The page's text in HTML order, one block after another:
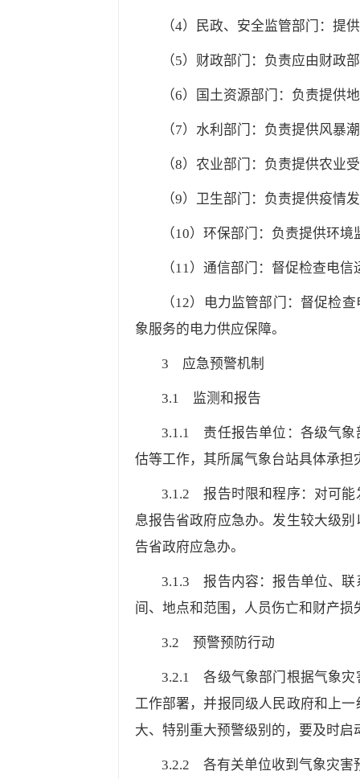
（4）民政、安全监管部门：提
（5）财政部门：负责应由财政
（6）国土资源部门：负责提供
（7）水利部门：负责提供风暴
（8）农业部门：负责提供农业
（9）卫生部门：负责提供疫情
（10）环保部门：负责提供环
（11）通信部门：督促检查电
（12）电力监管部门：督促检
象服务的电力供应保障。
3 应急预警机制
3.1 监测和报告
3.1.1 责任报告单位：各级气象
估等工作，其所属气象台站具体承
3.1.2 报告时限和程序：对可能
息报告省政府应急办。发生较大级
告省政府应急办。
3.1.3 报告内容：报告单位、联
间、地点和范围，人员伤亡和财产
3.2 预警预防行动
3.2.1 各级气象部门根据气象灾
工作部署，并报同级人民政府和上
大、特别重大预警级别的，要及时
3.2.2 各有关单位收到气象灾害